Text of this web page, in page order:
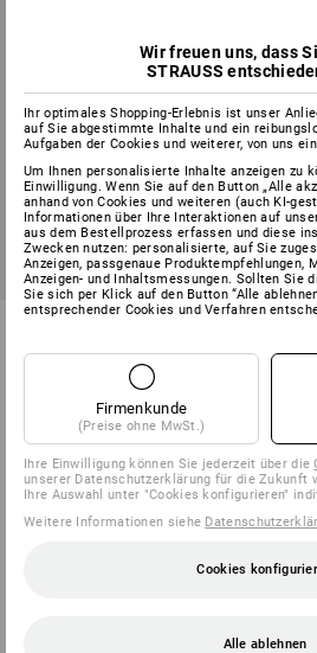
Verschlußblende für
(m. MwSt.)
Sie haben sich bereits 5 von 5
Wir freuen uns, dass
STRAUSS
Ihr optimales Shopping-Erlebnis ist unser
auf Sie abgestimmte Inhalte und ein
Aufgaben der Cookies und weiterer, von uns
Um Ihnen personalisierte Inhalte anzeigen zu
Einwilligung. Wenn Sie auf den Button „Alle
anhand von Cookies und weiteren (auch KI-
Informationen über Ihre Interaktionen auf
aus dem Bestellprozess erfassen und diese
Zwecken nutzen: personalisierte, auf Sie
Anzeigen, passgenaue Produktempfehlungen,
Anzeigen- und Inhaltsmessungen. Sollten Sie
Sie sich per Klick auf den Button “Alle
entsprechender Cookies und Verfahren
Firmenkunde
(Preise ohne MwSt.)
Ihre Einwilligung können Sie jederzeit über die
unserer Datenschutzerklärung für die Zukunft
Ihre Auswahl unter "Cookies konfigurieren"
Weitere Informationen siehe
Cookies
Alle ablehnen